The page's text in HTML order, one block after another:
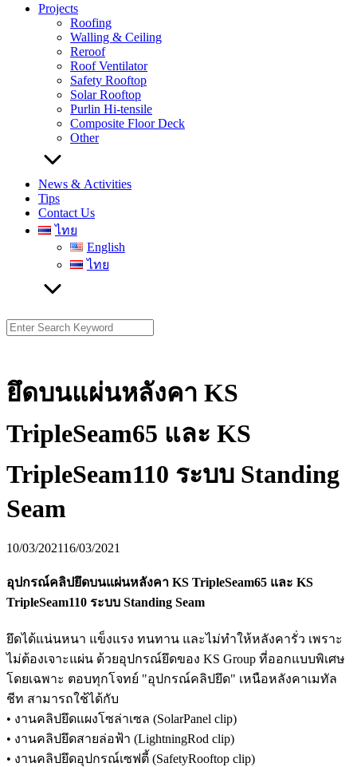
Projects
Roofing
Walling & Ceiling
Reroof
Roof Ventilator
Safety Rooftop
Solar Rooftop
Purlin Hi-tensile
Composite Floor Deck
Other
News & Activities
Tips
Contact Us
ไทย
English
ไทย
Search
for:
ยึดบนแผ่นหลังคา KS
TripleSeam65 และ KS
TripleSeam110 ระบบ Standing
Seam
10/03/202116/03/2021
อุปกรณ์คลิปยึดบนแผ่นหลังคา KS TripleSeam65 และ KS
TripleSeam110 ระบบ Standing Seam
ยึดได้แน่นหนา แข็งแรง ทนทาน และไม่ทำให้หลังคารั่ว เพราะ
ไม่ต้องเจาะแผ่น ด้วยอุปกรณ์ยึดของ KS Group ที่ออกแบบพิเศษ
โดยเฉพาะ ตอบทุกโจทย์ "อุปกรณ์คลิปยึด" เหนือหลังคาเมทัล
ชีท สามารถใช้ได้กับ
• งานคลิปยึดแผงโซล่าเซล (SolarPanel clip)
• งานคลิปยึดสายล่อฟ้า (LightningRod clip)
• งานคลิปยึดอุปกรณ์เซฟตี้ (SafetyRooftop clip)